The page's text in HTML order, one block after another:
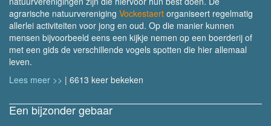
agrarische natuurvereniging Vockestaert organiseert regelmatig
allerlei activiteiten voor jong en oud. Op die manier kunnen
mensen bijvoorbeeld eens een kijkje nemen op een boerderij of
met een gids de verschillende vogels spotten die hier allemaal
leven.
Lees meer >> | 6613 keer bekeken
Een bijzonder gebaar